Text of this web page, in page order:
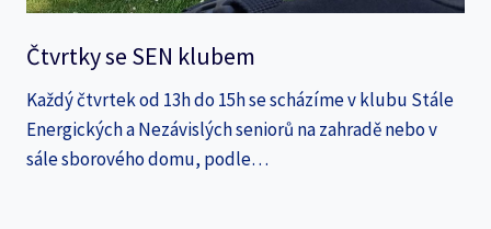
Čtvrtky se SEN klubem
Každý čtvrtek od 13h do 15h se scházíme v klubu Stále
Energických a Nezávislých seniorů na zahradě nebo v
sále sborového domu, podle…